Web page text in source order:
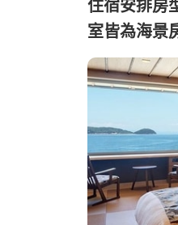
住宿安排房
室皆為海景